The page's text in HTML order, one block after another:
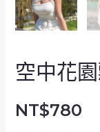
空中花
NT$780